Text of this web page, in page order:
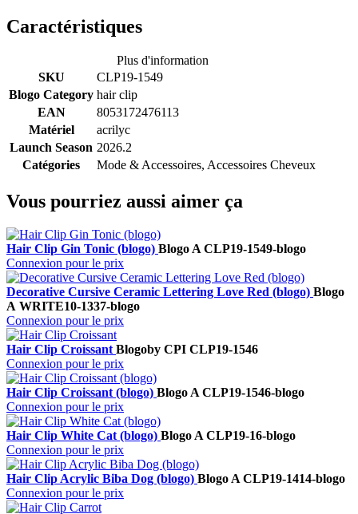
Caractéristiques
Plus d'information
SKU
CLP19-1549
Blogo Category hair clip
EAN
8053172476113
Matériel
acrilyc
Launch Season 2026.2
Catégories
Mode & Accessoires, Accessoires Cheveux
Vous pourriez aussi aimer ça
Hair Clip Gin Tonic (blogo) Blogo A CLP19-1549-blogo
Connexion pour le prix
Decorative Cursive Ceramic Lettering Love Red (blogo) Blogo
A WRITE10-1337-blogo
Connexion pour le prix
Hair Clip CroissantBlogoby CPI CLP19-1546
Connexion pour le prix
Hair Clip Croissant (blogo) Blogo A CLP19-1546-blogo
Connexion pour le prix
Hair Clip White Cat (blogo) Blogo A CLP19-16-blogo
Connexion pour le prix
Hair Clip Acrylic Biba Dog (blogo) Blogo A CLP19-1414-blogo
Connexion pour le prix